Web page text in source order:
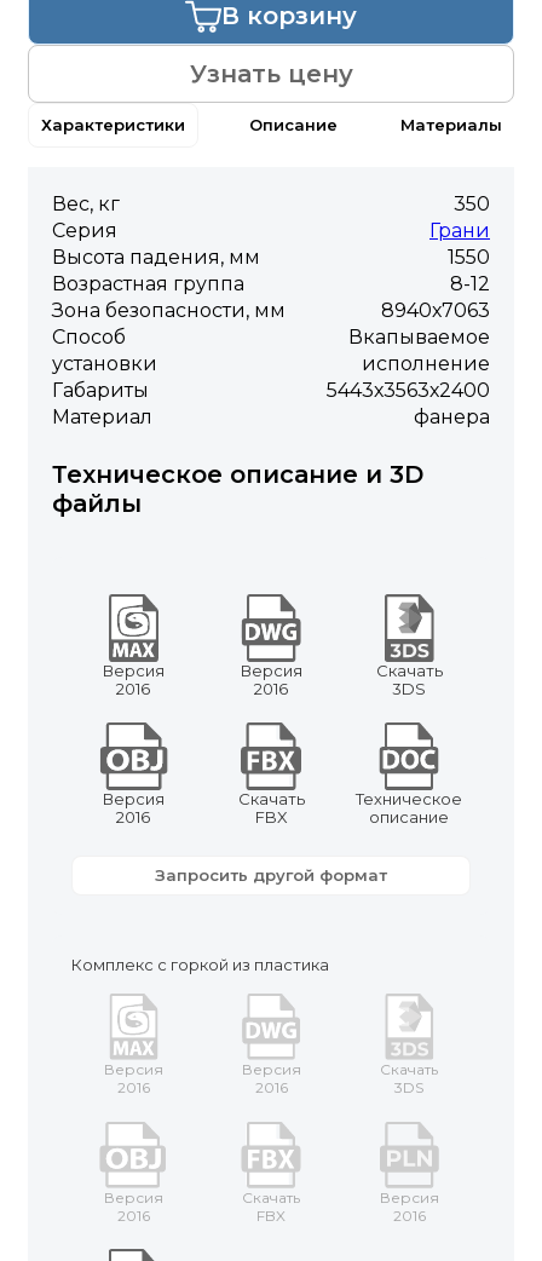
Характеристики Описание Материалы
Вес, кг
350
Серия
Грани
Высота падения, мм
1550
Возрастная группа
8-12
Зона безопасности, мм
8940х7063
Способ
установки
Вкапываемое
исполнение
Габариты
5443х3563х2400
Материал
фанера
Техническое описание и 3D
файлы
Версия
2016
Версия
2016
Скачать
3DS
Версия
2016
Скачать
FBX
Техническое
описание
Запросить другой формат
Комплекс с горкой из пластика
Версия
2016
Версия
2016
Скачать
3DS
Версия
2016
Скачать
FBX
Версия
2016
Узнать цену
В корзину